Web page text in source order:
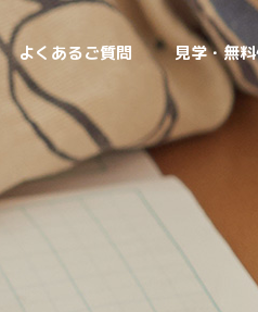
よくあるご質問 見学・無